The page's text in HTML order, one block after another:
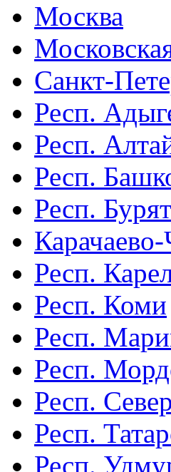
Москва
Санкт-
Респ.
Респ.
Респ.
Респ.
Респ.
Респ. Коми
Респ.
Респ.
Респ.
Респ.
Респ.